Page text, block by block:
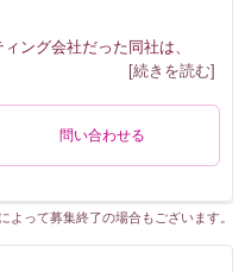
ング会社だった同社は、
[続きを読む]
問い合わせる
よって募集終了の場合もございます。